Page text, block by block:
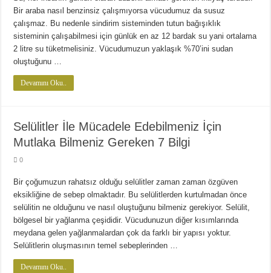
Yağ Yakan Yiyecekler Nelerdir ?
Yulaflı Diyet Mozaik Pasta Tarifi
Dukan patlıcan kebabı
Bir araba nasıl benzinsiz çalışmıyorsa vücudumuz da susuz
çalışmaz. Bu nedenle sindirim sisteminden tutun bağışıklık
sisteminin çalışabilmesi için günlük en az 12 bardak su yani ortalama
2 litre su tüketmelisiniz. Vücudumuzun yaklaşık %70’ini sudan
oluştuğunu …
Devamını Oku..
Selülitler İle Mücadele Edebilmeniz İçin
Mutlaka Bilmeniz Gereken 7 Bilgi
0
Bir çoğumuzun rahatsız olduğu selülitler zaman zaman özgüven
eksikliğine de sebep olmaktadır. Bu selülitlerden kurtulmadan önce
selülitin ne olduğunu ve nasıl oluştuğunu bilmeniz gerekiyor. Selülit,
bölgesel bir yağlanma çeşididir. Vücudunuzun diğer kısımlarında
meydana gelen yağlanmalardan çok da farklı bir yapısı yoktur.
Selülitlerin oluşmasının temel sebeplerinden …
Devamını Oku..